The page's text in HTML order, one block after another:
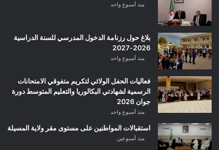
منذ أسبوع واحد
بلاغ حول رزنامة الدخول المدرسي للسنة الدراسية
2026-2027
منذ أسبوع واحد
فعاليات الحفل الولائي لتكريم متفوقي الامتحانات
الرسمية لشهادتي البكالوريا والتعليم المتوسط دورة
جوان 2026
منذ أسبوع واحد
استقبالات المواطنين على مستوى مقر ولاية المسيلة
منذ أسبوعين